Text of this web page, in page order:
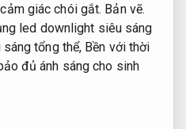
giác chói gắt. Bản vẽ.
led downlight siêu sáng
tổng thể, Bền với thời
đủ ánh sáng cho sinh